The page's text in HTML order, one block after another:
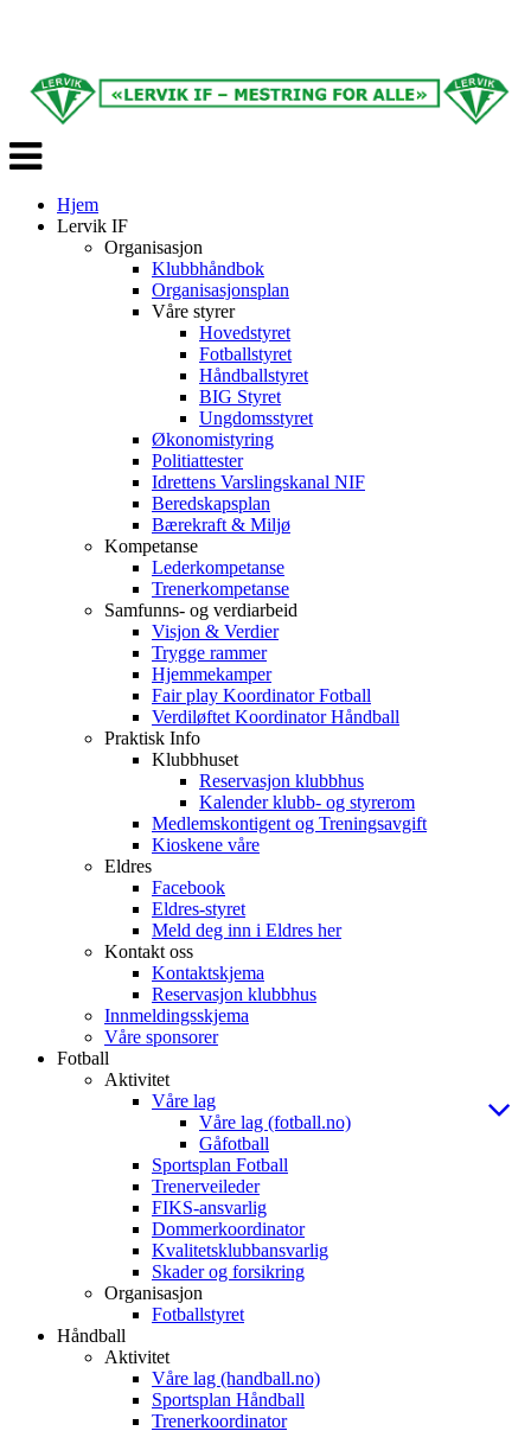
Veksle
navigasjon
Hjem
Lervik IF
Organisasjon
Klubbhåndbok
Organisasjonsplan
Våre styrer
Hovedstyret
Fotballstyret
Håndballstyret
BIG Styret
Ungdomsstyret
Økonomistyring
Politiattester
Idrettens Varslingskanal NIF
Beredskapsplan
Bærekraft & Miljø
Kompetanse
Lederkompetanse
Trenerkompetanse
Samfunns- og verdiarbeid
Visjon & Verdier
Trygge rammer
Hjemmekamper
Fair play Koordinator Fotball
Verdiløftet Koordinator Håndball
Praktisk Info
Klubbhuset
Reservasjon klubbhus
Kalender klubb- og styrerom
Medlemskontigent og Treningsavgift
Kioskene våre
Eldres
Facebook
Eldres-styret
Meld deg inn i Eldres her
Kontakt oss
Kontaktskjema
Reservasjon klubbhus
Innmeldingsskjema
Våre sponsorer
Fotball
Aktivitet
Våre lag
Våre lag (fotball.no)
Gåfotball
Sportsplan Fotball
Trenerveileder
FIKS-ansvarlig
Dommerkoordinator
Kvalitetsklubbansvarlig
Skader og forsikring
Organisasjon
Fotballstyret
Håndball
Aktivitet
Våre lag (handball.no)
Sportsplan Håndball
Trenerkoordinator